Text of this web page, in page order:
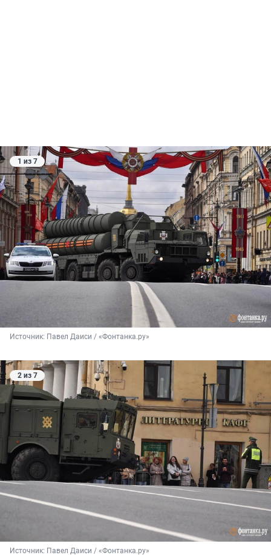
1 из 7
Источник: Павел Даиси / «Фонтанка.ру»
2 из 7
Источник: Павел Даиси / «Фонтанка.ру»